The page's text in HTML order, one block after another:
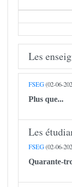
Les
FSEG(02-06-
Plus que...
Les
FSEG(02-06-
Quarante-